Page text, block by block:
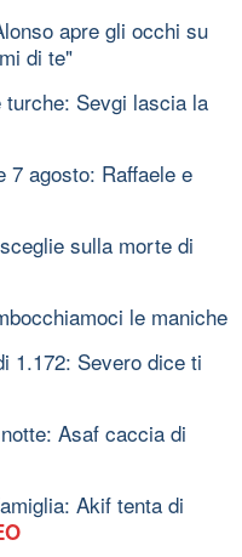
apre gli occhi su
di te"
Sevgi lascia la
7 agosto: Raffaele e
sulla morte di
le maniche
1.172: Severo dice ti
Asaf caccia di
Akif tenta di